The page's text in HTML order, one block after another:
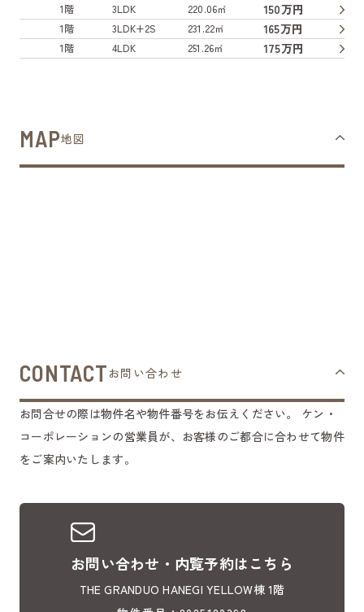
1階
3LDK 220.06㎡ 150万円
1階 3LDK+2S 231.22㎡ 165万円
1階 4LDK 251.26㎡ 175万円
MAP地図
CONTACT お問い合わせ
お問合せの際は物件名や物件番号をお伝えください。
ケン・
コーポレーションの営業員が、お客様のご都合に合わせて物件
をご案内いたします。
お問い合わせ・内覧予約はこちら
THE GRANDUO HANEGI YELLOW棟 1階